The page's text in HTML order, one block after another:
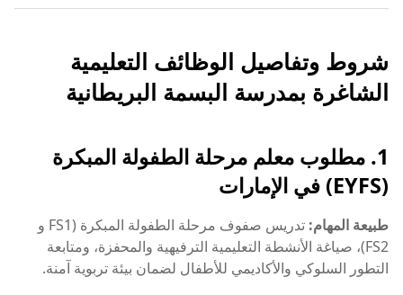
شروط وتفاصيل الوظائف التعليمية
الشاغرة بمدرسة البسمة البريطانية
1. مطلوب معلم مرحلة الطفولة المبكرة
(EYFS) في الإمارات
طبيعة المهام:
تدريس صفوف مرحلة الطفولة المبكرة (FS1 و
FS2)، صياغة الأنشطة التعليمية الترفيهية والمحفزة، ومتابعة
التطور السلوكي والأكاديمي للأطفال لضمان بيئة تربوية آمنة.